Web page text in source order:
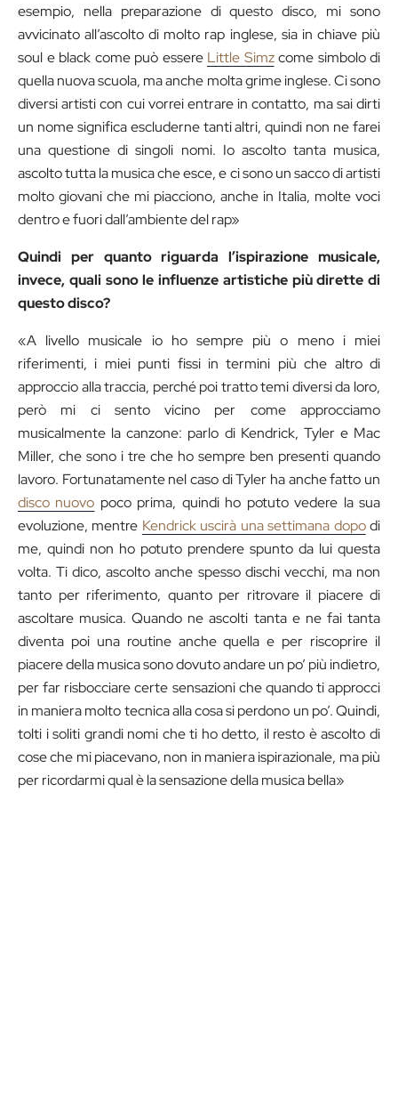
esempio, nella preparazione di questo disco, mi sono
avvicinato all’ascolto di molto rap inglese, sia in chiave più
soul e black come può essere Little Simzcome simbolo di
quella nuova scuola, ma anche molta grime inglese. Ci sono
diversi artisti con cui vorrei entrare in contatto, ma sai dirti
un nome significa escluderne tanti altri, quindi non ne farei
una questione di singoli nomi. Io ascolto tanta musica,
ascolto tutta la musica che esce, e ci sono un sacco di artisti
molto giovani che mi piacciono, anche in Italia, molte voci
dentro e fuori dall’ambiente del rap»
Quindi per quanto riguarda l’ispirazione musicale,
invece, quali sono le influenze artistiche più dirette di
questo disco?
«A livello musicale io ho sempre più o meno i miei
riferimenti, i miei punti fissi in termini più che altro di
approccio alla traccia, perché poi tratto temi diversi da loro,
però mi ci sento vicino per come approcciamo
musicalmente la canzone: parlo di Kendrick, Tyler e Mac
Miller, che sono i tre che ho sempre ben presenti quando
lavoro. Fortunatamente nel caso di Tyler ha anche fatto un
disco nuovo poco prima, quindi ho potuto vedere la sua
evoluzione, mentre Kendrick uscirà una settimana dopodi
me, quindi non ho potuto prendere spunto da lui questa
volta. Ti dico, ascolto anche spesso dischi vecchi, ma non
tanto per riferimento, quanto per ritrovare il piacere di
ascoltare musica. Quando ne ascolti tanta e ne fai tanta
diventa poi una routine anche quella e per riscoprire il
piacere della musica sono dovuto andare un po’ più indietro,
per far risbocciare certe sensazioni che quando ti approcci
in maniera molto tecnica alla cosa si perdono un po’. Quindi,
tolti i soliti grandi nomi che ti ho detto, il resto è ascolto di
cose che mi piacevano, non in maniera ispirazionale, ma più
per ricordarmi qual è la sensazione della musica bella»